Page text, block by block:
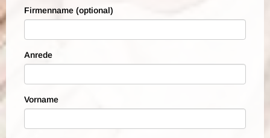
Firmenname (optional)
Anrede
Vorname